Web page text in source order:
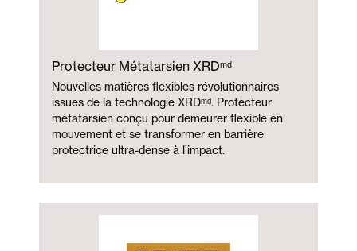
Protecteur Métatarsien XRDᵐᵈ
Nouvelles matières flexibles révolutionnaires
issues de la technologie XRDᵐᵈ. Protecteur
métatarsien conçu pour demeurer flexible en
mouvement et se transformer en barrière
protectrice ultra-dense à l’impact.